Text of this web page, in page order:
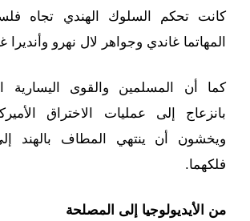
كانت تحكم السلوك الهندي تجاه
المهاتما غاندي وجواهر لال نهرو وأنديرا
كما أن المسلمين والقوى اليسارية
بانزعاج إلى عمليات الاختراق
ويخشون أن ينتهي المطاف بالهند
فلكهما.
من الأيديولوجيا إلى المصلحة